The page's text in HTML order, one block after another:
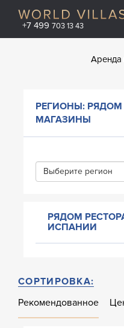
+7 499 703 13 43
Аренда
РЕГИОНЫ: РЯДОМ
МАГАЗИНЫ
Выберите регион
РЯДОМ
ИСПАНИИ
СОРТИРОВКА:
Рекомендованное